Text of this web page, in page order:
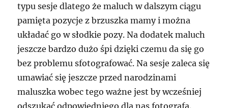
typu sesje dlatego że maluch w dalszym ciągu
pamięta pozycje z brzuszka mamy i można
układać go w słodkie pozy. Na dodatek maluch
jeszcze bardzo dużo śpi dzięki czemu da się go
bez problemu sfotografować. Na sesje zaleca się
umawiać się jeszcze przed narodzinami
maluszka wobec tego ważne jest by wcześniej
odszukać odpowiedniego dla nas fotografa.